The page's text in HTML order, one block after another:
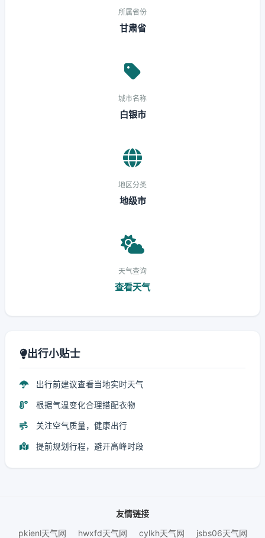
所属省份
甘肃省
城市名称
白银市
地区分类
地级市
天气查询
查看天气
出行小贴士
出行前建议查看当地实时天气
根据气温变化合理搭配衣物
关注空气质量，健康出行
提前规划行程，避开高峰时段
友情链接
pkienl天气网
hwxfd天气网 cylkh天气网 jsbs06天气网